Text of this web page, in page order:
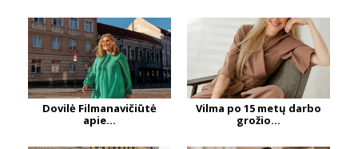
Dovilė Filmanavičiūtė
apie...
Vilma po 15 metų darbo
grožio...